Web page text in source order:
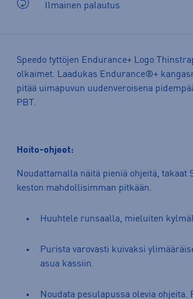
Ilmainen palautus
Speedo tyttöjen Endurance+ Logo
olkaimet. Laadukas Endurance®+
pitää uimapuvun uudenveroisena
PBT.
Hoito-ohjeet:
Noudattamalla näitä pieniä ohjeitä, takaat
keston mahdollisimman pitkään.
Huuhtele runsaalla, mieluiten
Purista varovasti kuivaksi
asua kassiin.
Noudata pesulapussa olevia